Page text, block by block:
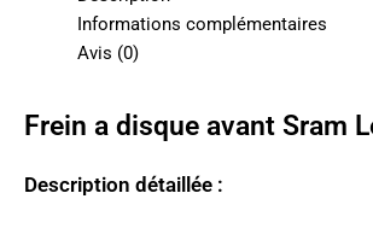
Informations complémentaires
Avis (0)
Frein a disque avant Sram
Description détaillée :